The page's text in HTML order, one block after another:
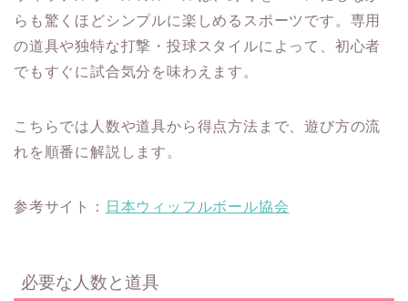
らも驚くほどシンプルに楽しめるスポーツです。専用
の道具や独特な打撃・投球スタイルによって、初心者
でもすぐに試合気分を味わえます。
こちらでは人数や道具から得点方法まで、遊び方の流
れを順番に解説します。
参考サイト： 日本ウィッフルボール協会
必要な人数と道具